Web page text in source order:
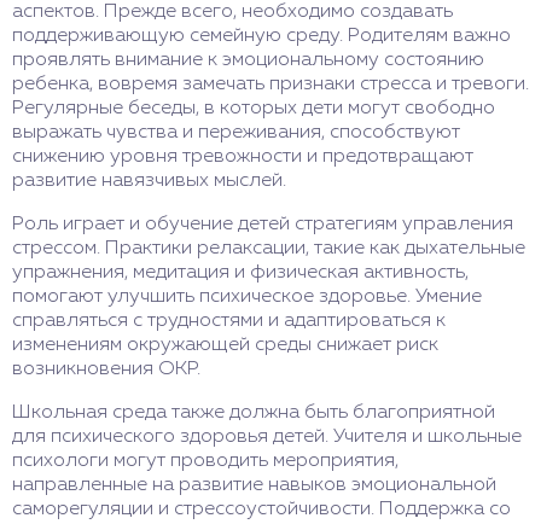
аспектов. Прежде всего, необходимо создавать
поддерживающую семейную среду. Родителям важно
проявлять внимание к эмоциональному состоянию
ребенка, вовремя замечать признаки стресса и тревоги.
Регулярные беседы, в которых дети могут свободно
выражать чувства и переживания, способствуют
снижению уровня тревожности и предотвращают
развитие навязчивых мыслей.
Роль играет и обучение детей стратегиям управления
стрессом. Практики релаксации, такие как дыхательные
упражнения, медитация и физическая активность,
помогают улучшить психическое здоровье. Умение
справляться с трудностями и адаптироваться к
изменениям окружающей среды снижает риск
возникновения ОКР.
Школьная среда также должна быть благоприятной
для психического здоровья детей. Учителя и школьные
психологи могут проводить мероприятия,
направленные на развитие навыков эмоциональной
саморегуляции и стрессоустойчивости. Поддержка со